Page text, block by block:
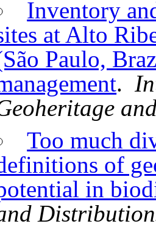
Inventory
at Alto
Paulo,
.
Too much
of
in